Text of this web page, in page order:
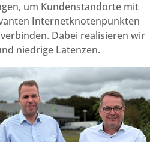
um Kundenstandorte mit
Internetknotenpunkten
Dabei realisieren wir
niedrige Latenzen.